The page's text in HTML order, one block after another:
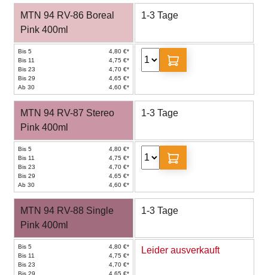
MTN 94 RV-86 Boreal
Pink 400ml
1-3 Tage
Bis 5
4,80 €*
Bis 11
4,75 €*
Bis 23
4,70 €*
Bis 29
4,65 €*
Ab 30
4,60 €*
MTN 94 RV-87 Stereo
Pink 400ml
1-3 Tage
Bis 5
4,80 €*
Bis 11
4,75 €*
Bis 23
4,70 €*
Bis 29
4,65 €*
Ab 30
4,60 €*
MTN 94 RV-88 Single
Pink 400ml
1-3 Tage
Bis 5
4,80 €*
Bis 11
4,75 €*
Bis 23
4,70 €*
Bis 29
4,65 €*
Leider ausverkauft